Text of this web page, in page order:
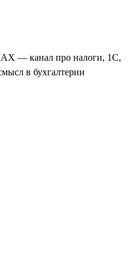
— канал про налоги, 1С,
в бухгалтерии